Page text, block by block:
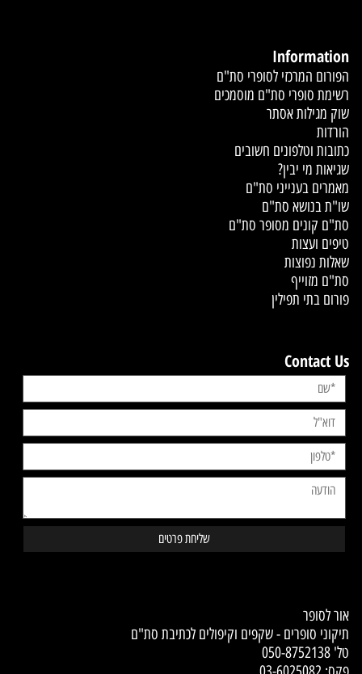
Information
הפורום המרכזי לסופרי סת"ם
רשימת סופרי סת"ם מוסמכים
שוק מגילות אסתר
הורדות
כתובות וטלפונים חשובים
שגיאות מי יבין?
מאמרים בענייני סת"ם
שו"ת בנושא סת"ם
סת"ם קונים מסופר סת"ם
טיפים ועצות
שאלות נפוצות
סת"ם מזוייף
פורום בתי תפילין
Contact Us
אור לסופר
תיקוני סופרים - שקפים וקיפולים לכתיבת סת"ם
טל' 050-8752138